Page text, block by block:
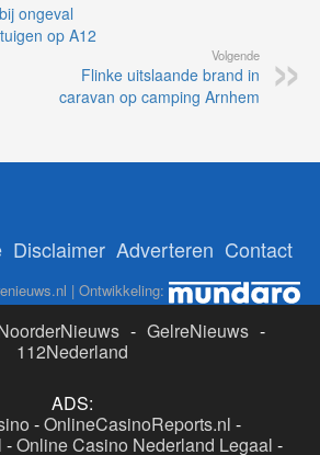
ongeval
op A12
Volgende
Flinke uitslaande brand in
caravan op camping Arnhem
Disclaimer Adverteren Contact
| Ontwikkeling:
- GelreNieuws -
112Nederland
ADS:
-OnlineCasinoReports.nl -
-Online Casino Nederland Legaal -